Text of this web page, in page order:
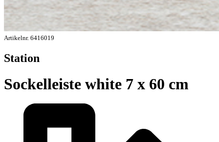
Artikelnr. 6416019
Station
Sockelleiste white 7 x 60 cm